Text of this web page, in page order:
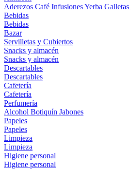
Aderezos Café InfusionesYerba Galletas
Bebidas
Bebidas
Bazar
Servilletas y Cubiertos
Snacks y almacén
Snacks y almacén
Descartables
Descartables
Cafetería
Cafetería
Perfumería
Alcohol Botiquín Jabones
Papeles
Papeles
Limpieza
Limpieza
Higiene personal
Higiene personal